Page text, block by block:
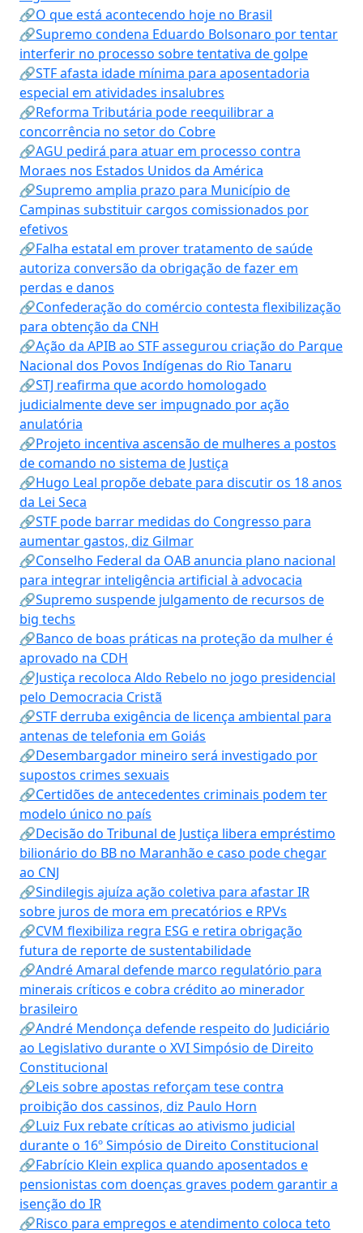
🔗O que está acontecendo hoje no Brasil
🔗Supremo condena Eduardo Bolsonaro por tentar
interferir no processo sobre tentativa de golpe
🔗STF afasta idade mínima para aposentadoria
especial em atividades insalubres
🔗Reforma Tributária pode reequilibrar a
concorrência no setor do Cobre
🔗AGU pedirá para atuar em processo contra
Moraes nos Estados Unidos da América
🔗Supremo amplia prazo para Município de
Campinas substituir cargos comissionados por
efetivos
🔗Falha estatal em prover tratamento de saúde
autoriza conversão da obrigação de fazer em
perdas e danos
🔗Confederação do comércio contesta flexibilização
para obtenção da CNH
🔗Ação da APIB ao STF assegurou criação do Parque
Nacional dos Povos Indígenas do Rio Tanaru
🔗STJ reafirma que acordo homologado
judicialmente deve ser impugnado por ação
anulatória
🔗Projeto incentiva ascensão de mulheres a postos
de comando no sistema de Justiça
🔗Hugo Leal propõe debate para discutir os 18 anos
da Lei Seca
🔗STF pode barrar medidas do Congresso para
aumentar gastos, diz Gilmar
🔗Conselho Federal da OAB anuncia plano nacional
para integrar inteligência artificial à advocacia
🔗Supremo suspende julgamento de recursos de
big techs
🔗Banco de boas práticas na proteção da mulher é
aprovado na CDH
🔗Justiça recoloca Aldo Rebelo no jogo presidencial
pelo Democracia Cristã
🔗STF derruba exigência de licença ambiental para
antenas de telefonia em Goiás
🔗Desembargador mineiro será investigado por
supostos crimes sexuais
🔗Certidões de antecedentes criminais podem ter
modelo único no país
🔗Decisão do Tribunal de Justiça libera empréstimo
bilionário do BB no Maranhão e caso pode chegar
ao CNJ
🔗Sindilegis ajuíza ação coletiva para afastar IR
sobre juros de mora em precatórios e RPVs
🔗CVM flexibiliza regra ESG e retira obrigação
futura de reporte de sustentabilidade
🔗André Amaral defende marco regulatório para
minerais críticos e cobra crédito ao minerador
brasileiro
🔗André Mendonça defende respeito do Judiciário
ao Legislativo durante o XVI Simpósio de Direito
Constitucional
🔗Leis sobre apostas reforçam tese contra
proibição dos cassinos, diz Paulo Horn
🔗Luiz Fux rebate críticas ao ativismo judicial
durante o 16º Simpósio de Direito Constitucional
🔗Fabrício Klein explica quando aposentados e
pensionistas com doenças graves podem garantir a
isenção do IR
🔗Risco para empregos e atendimento coloca teto